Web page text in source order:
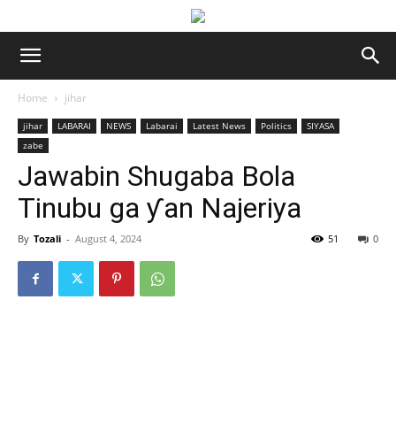
Home jihar
jihar LABARAI NEWS Labarai Latest News Politics
SIYASA
zabe
Jawabin Shugaba Bola
Tinubu ga ƴan Najeriya
By Tozali - August 4, 2024 0
51